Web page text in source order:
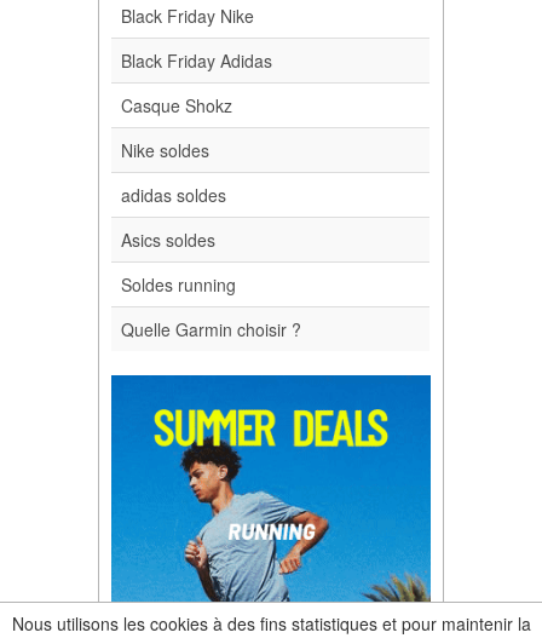
Nous utilisons les cookies à des fins statistiques et pour maintenir la
Black Friday Nike
Black Friday Adidas
Casque Shokz
Nike soldes
adidas soldes
Asics soldes
Soldes running
Quelle Garmin choisir ?